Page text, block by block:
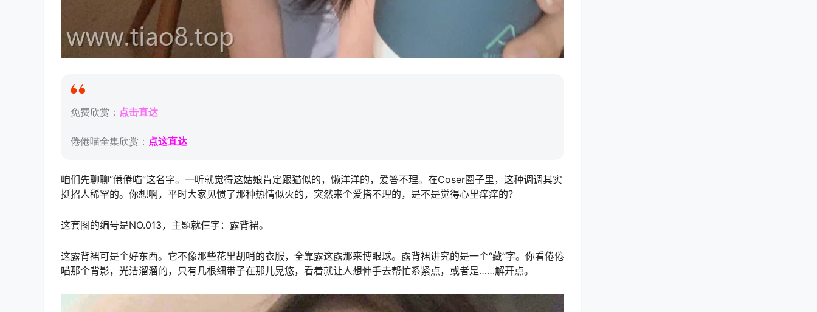
免费欣赏： 点击直达
倦倦喵全集欣赏： 点这直达
咱们先聊聊“倦倦喵”这名字。一听就觉得这姑娘肯定跟猫似的，懒洋洋的，爱答不理。在Coser圈子里，这种调调其实
挺招人稀罕的。你想啊，平时大家见惯了那种热情似火的，突然来个爱搭不理的，是不是觉得心里痒痒的？
这套图的编号是NO.013，主题就仨字：露背裙。
这露背裙可是个好东西。它不像那些花里胡哨的衣服，全靠露这露那来博眼球。露背裙讲究的是一个“藏”字。你看倦倦
喵那个背影，光洁溜溜的，只有几根细带子在那儿晃悠，看着就让人想伸手去帮忙系紧点，或者是……解开点。